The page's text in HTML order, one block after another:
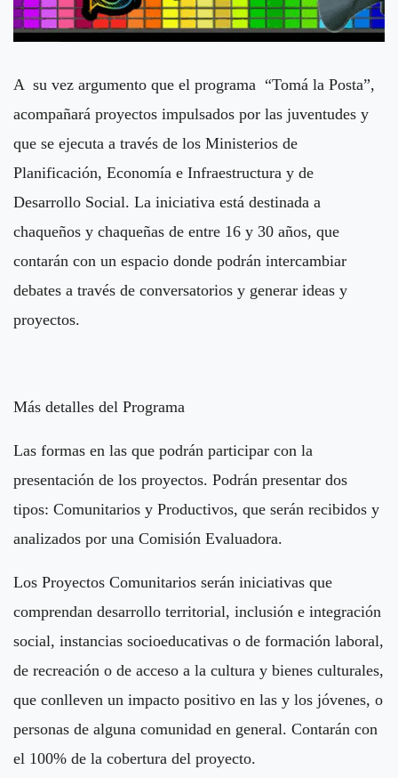
A su vez argumento que el programa “Tomá la Posta”,
acompañará proyectos impulsados por las juventudes y
que se ejecuta a través de los Ministerios de
Planificación, Economía e Infraestructura y de
Desarrollo Social. La iniciativa está destinada a
chaqueños y chaqueñas de entre 16 y 30 años, que
contarán con un espacio donde podrán intercambiar
debates a través de conversatorios y generar ideas y
proyectos.
Más detalles del Programa
Las formas en las que podrán participar con la
presentación de los proyectos. Podrán presentar dos
tipos: Comunitarios y Productivos, que serán recibidos y
analizados por una Comisión Evaluadora.
Los Proyectos Comunitarios serán iniciativas que
comprendan desarrollo territorial, inclusión e integración
social, instancias socioeducativas o de formación laboral,
de recreación o de acceso a la cultura y bienes culturales,
que conlleven un impacto positivo en las y los jóvenes, o
personas de alguna comunidad en general. Contarán con
el 100% de la cobertura del proyecto.